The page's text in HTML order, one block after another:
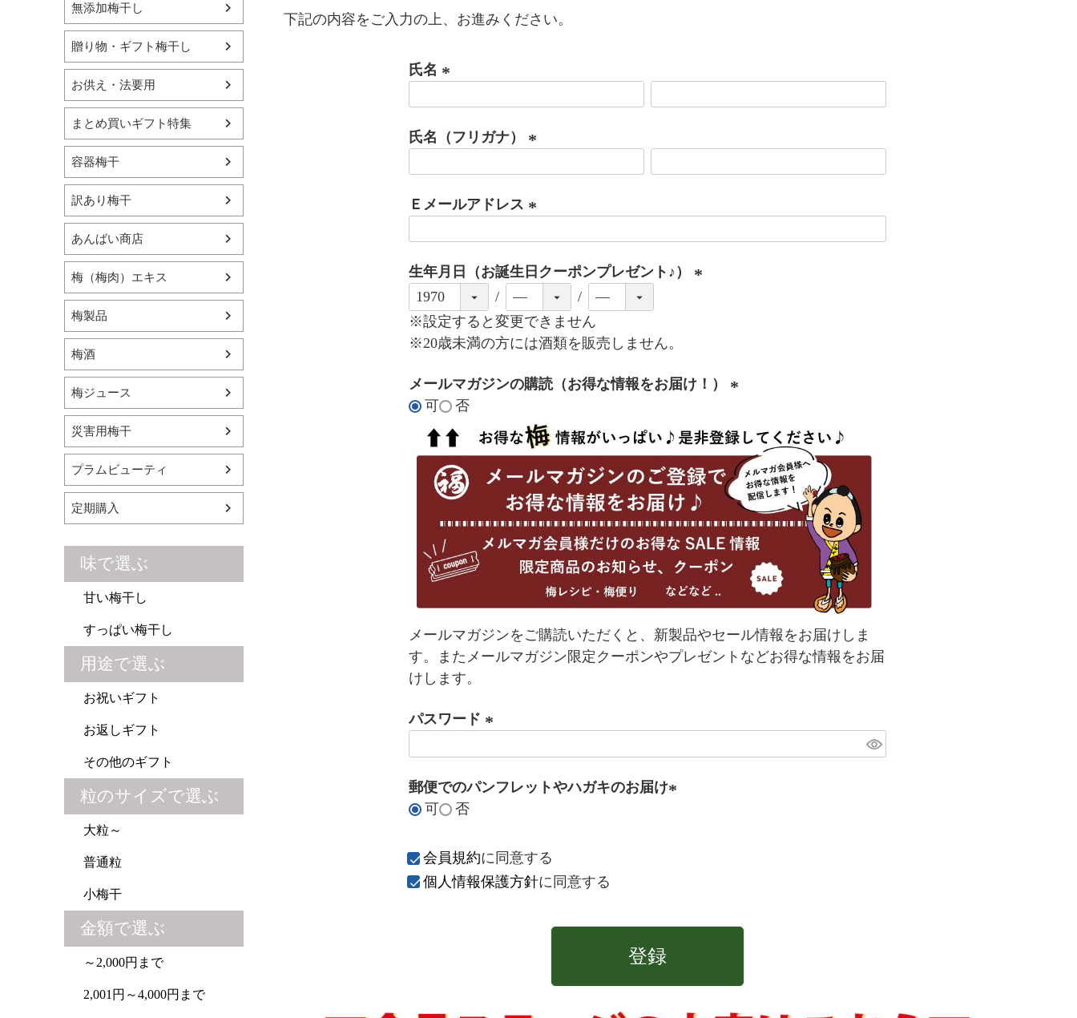
無添加梅干し
贈り物・ギフト梅干し
お供え・法要用
まとめ買いギフト特集
容器梅干
訳あり梅干
あんばい商店
梅（梅肉）エキス
梅製品
梅酒
梅ジュース
災害用梅干
プラムビューティ
定期購入
味で選ぶ
甘い梅干し
すっぱい梅干し
用途で選ぶ
お祝いギフト
お返しギフト
その他のギフト
粒のサイズで選ぶ
大粒～
普通粒
小梅干
金額で選ぶ
～2,000円まで
2,001円～4,000円まで
下記の内容をご入力の上、お進みください。
氏名
須
氏名（フリガナ）
須
Ｅメールアドレス
須
生年月日（お誕生日クーポンプレゼント♪）
※設定すると変更できません
※20歳未満の方には酒類を販売しません。
メールマガジンの購読（お得な情報をお届け！）
必
須
)
可 否
メールマガジンをご購読いただくと、新製品やセール情報をお届けしま
す。またメールマガジン限定クーポンやプレゼントなどお得な情報をお届
けします。
パスワード
須
郵便でのパンフレットやハガキのお届け
可 否
会員規約に同意する
個人情報保護方針に同意する
登録